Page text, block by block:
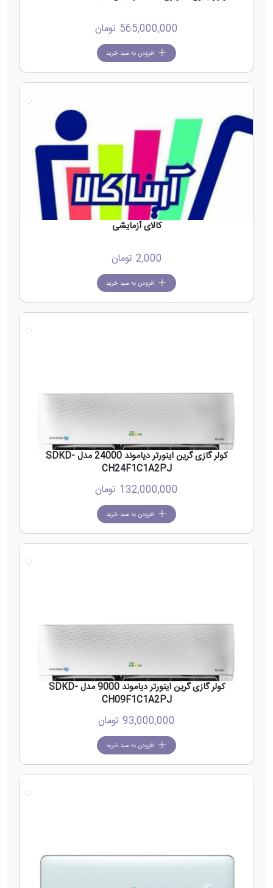
565,000,000 تومان
افزودن به سبد خرید
کالای آزمایشی
2,000 تومان
افزودن به سبد خرید
کولر گازی گرین اینورتر دیاموند 24000 مدل SDKD-
CH24F1C1A2PJ
132,000,000 تومان
افزودن به سبد خرید
کولر گازی گرین اینورتر دیاموند 9000 مدل SDKD-
CH09F1C1A2PJ
93,000,000 تومان
افزودن به سبد خرید